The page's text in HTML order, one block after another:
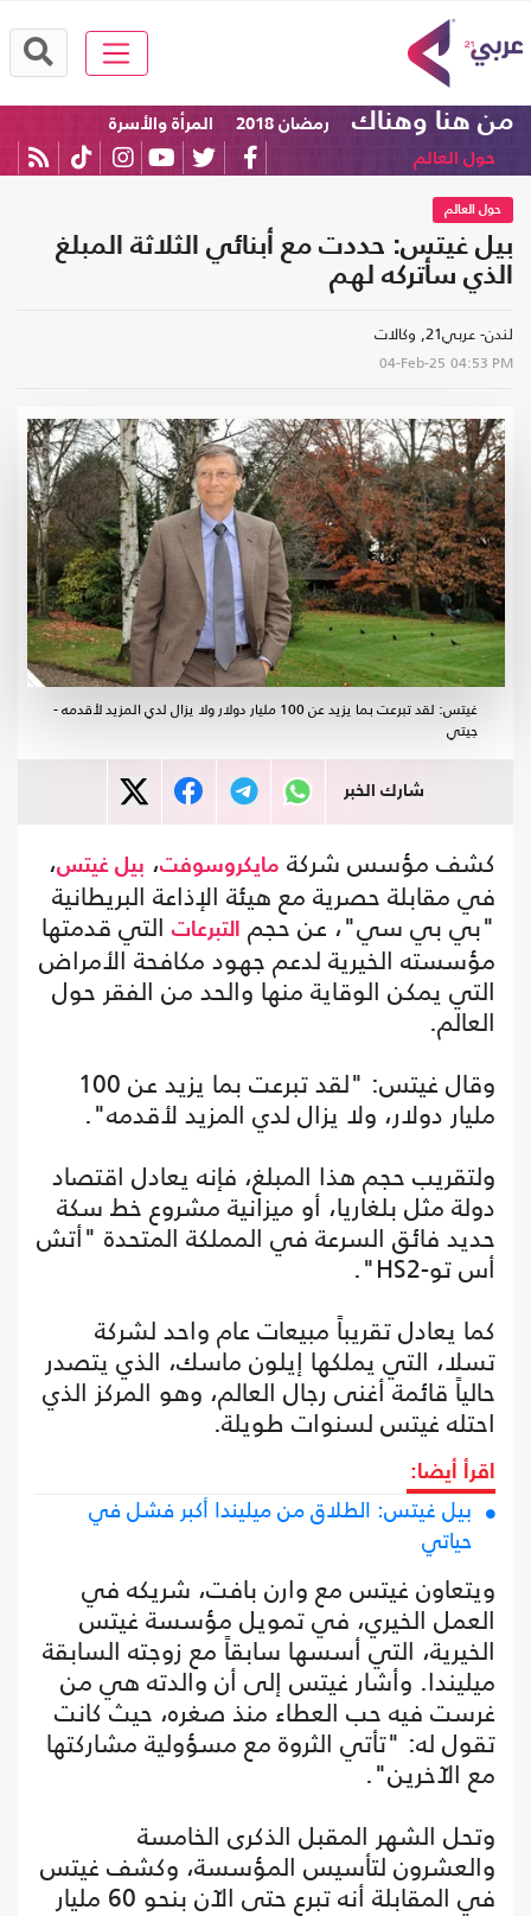
من هنا وهناك رمضان 2018
المرأة والأسرة
حول العالم
حول العالم
بيل غيتس: حددت مع أبنائي الثلاثة المبلغ
الذي سأتركه لهم
لندن- عربي21, وكالات
04-Feb-25 04:53 PM
غيتس: لقد تبرعت بما يزيد عن 100 مليار دولار ولا يزال لدي المزيد لأقدمه -
جيتي
شارك الخبر
كشف مؤسس شركة مايكروسوفت، بيل غيتس،
في مقابلة حصرية مع هيئة الإذاعة البريطانية
"بي بي سي"، عن حجم التبرعات التي قدمتها
مؤسسته الخيرية لدعم جهود مكافحة الأمراض
التي يمكن الوقاية منها والحد من الفقر حول
العالم.
وقال غيتس: "لقد تبرعت بما يزيد عن 100
مليار دولار، ولا يزال لدي المزيد لأقدمه".
ولتقريب حجم هذا المبلغ، فإنه يعادل اقتصاد
دولة مثل بلغاريا، أو ميزانية مشروع خط سكة
حديد فائق السرعة في المملكة المتحدة "أتش
أس تو-HS2".
كما يعادل تقريباً مبيعات عام واحد لشركة
تسلا، التي يملكها إيلون ماسك، الذي يتصدر
حالياً قائمة أغنى رجال العالم، وهو المركز الذي
احتله غيتس لسنوات طويلة.
اقرأ أيضا:
بيل غيتس: الطلاق من ميليندا أكبر فشل في
حياتي
ويتعاون غيتس مع وارن بافت، شريكه في
العمل الخيري، في تمويل مؤسسة غيتس
الخيرية، التي أسسها سابقاً مع زوجته السابقة
ميليندا. وأشار غيتس إلى أن والدته هي من
غرست فيه حب العطاء منذ صغره، حيث كانت
تقول له: "تأتي الثروة مع مسؤولية مشاركتها
مع الآخرين".
وتحل الشهر المقبل الذكرى الخامسة
والعشرون لتأسيس المؤسسة، وكشف غيتس
في المقابلة أنه تبرع حتى الآن بنحو 60 مليار